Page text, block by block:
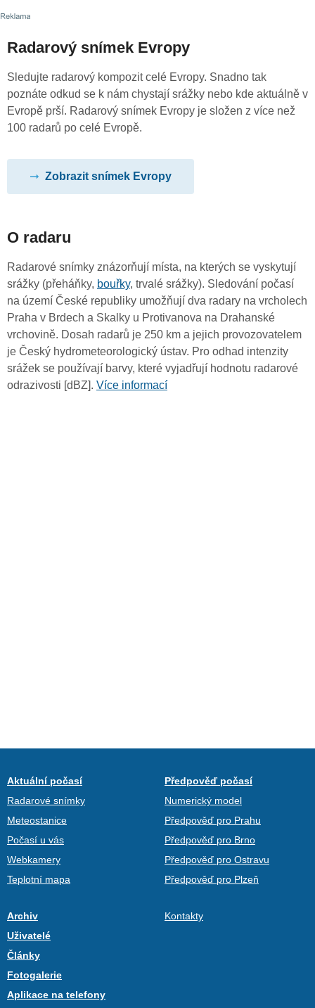
Radarový snímek Evropy
Sledujte radarový kompozit celé Evropy. Snadno tak
poznáte odkud se k nám chystají srážky nebo kde aktuálně v
Evropě prší. Radarový snímek Evropy je složen z více než
100 radarů po celé Evropě.
Zobrazit snímek Evropy
O radaru
Radarové snímky znázorňují místa, na kterých se vyskytují
srážky (přeháňky, bouřky, trvalé srážky). Sledování počasí
na území České republiky umožňují dva radary na vrcholech
Praha v Brdech a Skalky u Protivanova na Drahanské
vrchovině. Dosah radarů je 250 km a jejich provozovatelem
je Český hydrometeorologický ústav. Pro odhad intenzity
srážek se používají barvy, které vyjadřují hodnotu radarové
odrazivosti [dBZ]. Více informací
Aktuální počasí
Radarové snímky
Meteostanice
Počasí u vás
Webkamery
Teplotní mapa
Předpověď počasí
Numerický model
Předpověď pro Prahu
Předpověď pro Brno
Předpověď pro Ostravu
Předpověď pro Plzeň
Archiv
Uživatelé
Články
Fotogalerie
Aplikace na telefony
Kontakty